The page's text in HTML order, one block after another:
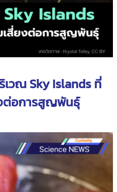
วณ Sky Islands ที่
ต่อการสูญพันธุ์